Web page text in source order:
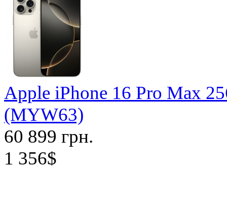
Apple iPhone 16 Pro Max
(MYW63)
60 899 грн.
1 356$